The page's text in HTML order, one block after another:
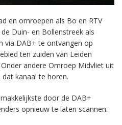
en omroepen als Bo en RTV
Duin- en Bollenstreek als
via DAB+ te ontvangen op
ten zuiden van Leiden
andere Omroep Midvliet uit
kanaal te horen.
door de DAB+
opnieuw te laten scannen.